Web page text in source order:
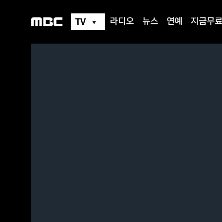
TV 라디오 뉴스 연예 지금무료